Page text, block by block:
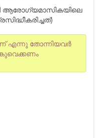
ആരോഗ്യമാസികയിലെ
എന്നു തോന്നിയവര്‍